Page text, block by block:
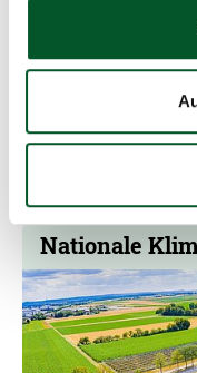
+49 30 72618
E-Mail
Nationale